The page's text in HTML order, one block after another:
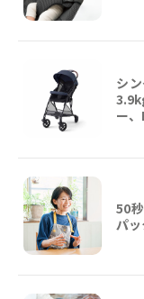
シ
ー
50
パ